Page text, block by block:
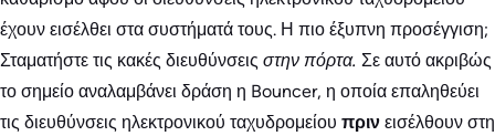
έχουν εισέλθει στα συστήματά τους. Η πιο έξυπνη προσέγγιση;
Σταματήστε τις κακές διευθύνσεις στην πόρτα. Σε αυτό ακριβώς
το σημείο αναλαμβάνει δράση η Bouncer, η οποία επαληθεύει
τις διευθύνσεις ηλεκτρονικού ταχυδρομείου πριν εισέλθουν στη